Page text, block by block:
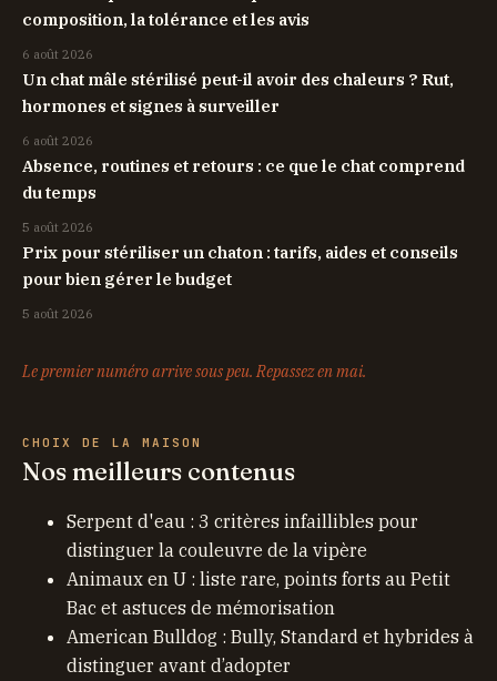
composition, la tolérance et les avis
6 août 2026
Un chat mâle stérilisé peut-il avoir des chaleurs ? Rut,
hormones et signes à surveiller
6 août 2026
Absence, routines et retours : ce que le chat comprend
du temps
5 août 2026
Prix pour stériliser un chaton : tarifs, aides et conseils
pour bien gérer le budget
5 août 2026
Le premier numéro arrive sous peu. Repassez en mai.
CHOIX DE LA MAISON
Nos meilleurs contenus
Serpent d'eau : 3 critères infaillibles pour
distinguer la couleuvre de la vipère
Animaux en U : liste rare, points forts au Petit
Bac et astuces de mémorisation
American Bulldog : Bully, Standard et hybrides à
distinguer avant d’adopter